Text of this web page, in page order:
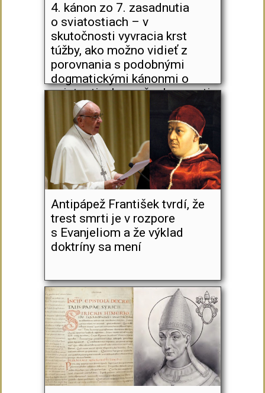
4. kánon zo 7. zasadnutia
o sviatostiach – v
skutočnosti vyvracia krst
túžby, ako možno vidieť z
porovnania s podobnými
dogmatickými kánonmi o
sviatostiach vo všeobecnosti
Antipápež František tvrdí, že
trest smrti je v rozpore
s Evanjeliom a že výklad
doktríny sa mení